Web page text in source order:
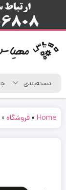
Home
»فروشگاه »